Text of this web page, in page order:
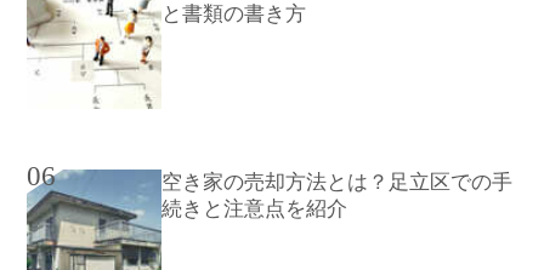
と書類の書き方
06
空き家の売却方法とは？足立区での手
続きと注意点を紹介